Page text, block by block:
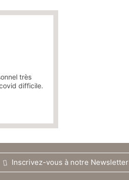
très
difficile.
Inscrivez-vous à notre Newsletter